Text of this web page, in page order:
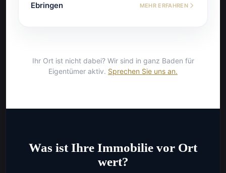
Ebringen MEHR ERFAHREN
Ihr Ort ist nicht dabei? Wir sind in ganz Baden für
Eigentümer aktiv. Sprechen Sie uns an.
Was ist Ihre Immobilie vor Ort
wert?